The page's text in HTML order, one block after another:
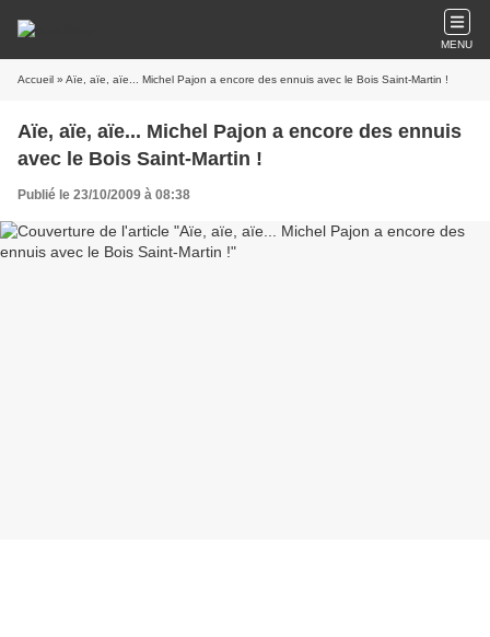
MENU
Accueil » Aïe, aïe, aïe... Michel Pajon a encore des ennuis avec le Bois Saint-Martin !
Aïe, aïe, aïe... Michel Pajon a encore des ennuis
avec le Bois Saint-Martin !
Publié le 23/10/2009 à 08:38